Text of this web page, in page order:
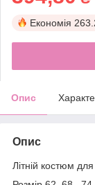
Економія
Опис
Опис
Літній костюм